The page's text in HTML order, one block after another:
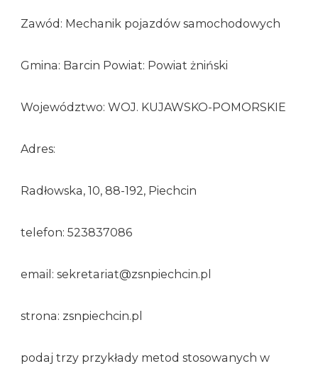
Zawód: Mechanik pojazdów samochodowych
Gmina: Barcin Powiat: Powiat żniński
Województwo: WOJ. KUJAWSKO-POMORSKIE
Adres:
Radłowska, 10, 88-192, Piechcin
telefon: 523837086
email: sekretariat@zsnpiechcin.pl
strona: zsnpiechcin.pl
podaj trzy przykłady metod stosowanych w